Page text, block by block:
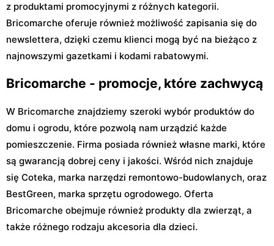
z produktami promocyjnymi z różnych kategorii.
Bricomarche oferuje również możliwość zapisania się do
newslettera, dzięki czemu klienci mogą być na bieżąco z
najnowszymi gazetkami i kodami rabatowymi.
Bricomarche - promocje, które zachwycą
W Bricomarche znajdziemy szeroki wybór produktów do
domu i ogrodu, które pozwolą nam urządzić każde
pomieszczenie. Firma posiada również własne marki, które
są gwarancją dobrej ceny i jakości. Wśród nich znajduje
się Coteka, marka narzędzi remontowo-budowlanych, oraz
BestGreen, marka sprzętu ogrodowego. Oferta
Bricomarche obejmuje również produkty dla zwierząt, a
także różnego rodzaju akcesoria dla dzieci.